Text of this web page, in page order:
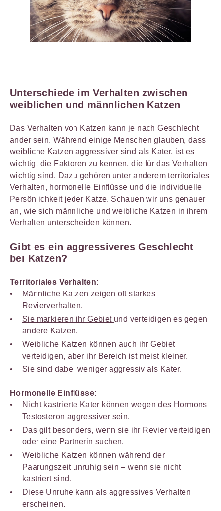
Unterschiede im Verhalten zwischen
weiblichen und männlichen Katzen
Das Verhalten von Katzen kann je nach Geschlecht
ander sein. Während einige Menschen glauben, dass
weibliche Katzen aggressiver sind als Kater, ist es
wichtig, die Faktoren zu kennen, die für das Verhalten
wichtig sind. Dazu gehören unter anderem territoriales
Verhalten, hormonelle Einflüsse und die individuelle
Persönlichkeit jeder Katze. Schauen wir uns genauer
an, wie sich männliche und weibliche Katzen in ihrem
Verhalten unterscheiden können.
Gibt es ein aggressiveres Geschlecht
bei Katzen?
Territoriales Verhalten:
Männliche Katzen zeigen oft starkes
Revierverhalten.
Sie markieren ihr Gebiet und verteidigen es gegen
andere Katzen.
Weibliche Katzen können auch ihr Gebiet
verteidigen, aber ihr Bereich ist meist kleiner.
Sie sind dabei weniger aggressiv als Kater.
Hormonelle Einflüsse:
Nicht kastrierte Kater können wegen des Hormons
Testosteron aggressiver sein.
Das gilt besonders, wenn sie ihr Revier verteidigen
oder eine Partnerin suchen.
Weibliche Katzen können während der
Paarungszeit unruhig sein – wenn sie nicht
kastriert sind.
Diese Unruhe kann als aggressives Verhalten
erscheinen.